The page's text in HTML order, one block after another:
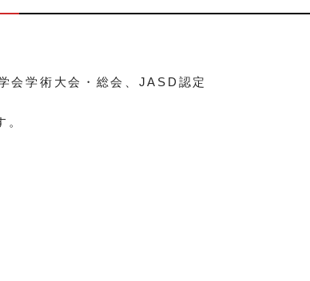
会学術大会・総会、JASD認定